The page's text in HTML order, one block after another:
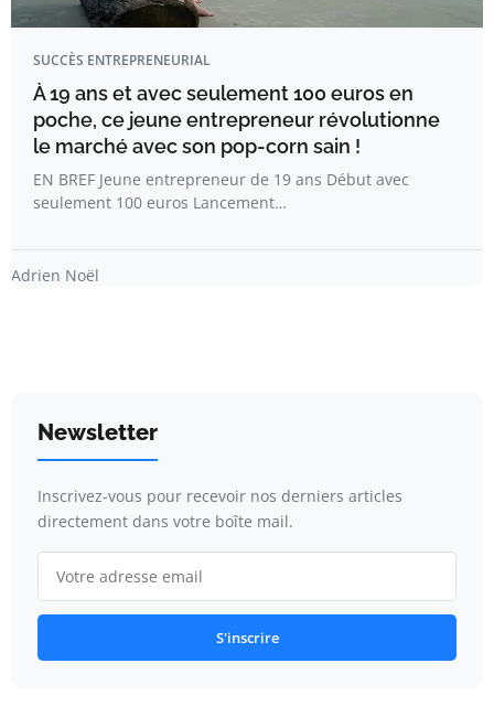
SUCCÈS ENTREPRENEURIAL
À 19 ans et avec seulement 100 euros en
poche, ce jeune entrepreneur révolutionne
le marché avec son pop-corn sain !
EN BREF Jeune entrepreneur de 19 ans Début avec
seulement 100 euros Lancement…
Adrien Noël
Newsletter
Inscrivez-vous pour recevoir nos derniers articles
directement dans votre boîte mail.
S'inscrire